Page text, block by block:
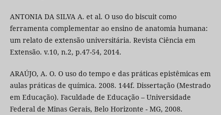
ANTONIA DA SILVA A. et al. O uso do biscuit como
ferramenta complementar ao ensino de anatomia humana:
um relato de extensão universitária. Revista Ciência em
Extensão. v.10, n.2, p.47-54, 2014.
ARAÚJO, A. O. O uso do tempo e das práticas epistêmicas em
aulas práticas de química. 2008. 144f. Dissertação (Mestrado
em Educação). Faculdade de Educação – Universidade
Federal de Minas Gerais, Belo Horizonte - MG, 2008.